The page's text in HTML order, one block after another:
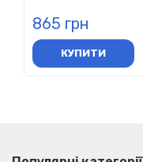
865 грн
КУПИТИ